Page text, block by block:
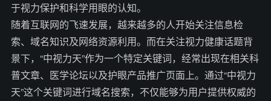
于视力保护和科学用眼的认知。
随着互联网的飞速发展，越来越多的人开始关注信息检
索、域名知识及网络资源利用。而在关注视力健康话题背
景下，“中视力天”作为一个特定关键词，经常出现在相关科
普文章、医学论坛以及护眼产品推广页面上。通过“中视力
天”这个关键词进行域名搜索，不仅能够为用户提供权威的